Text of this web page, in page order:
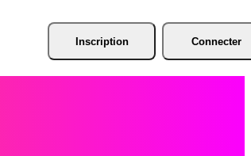
Inscription Connecter